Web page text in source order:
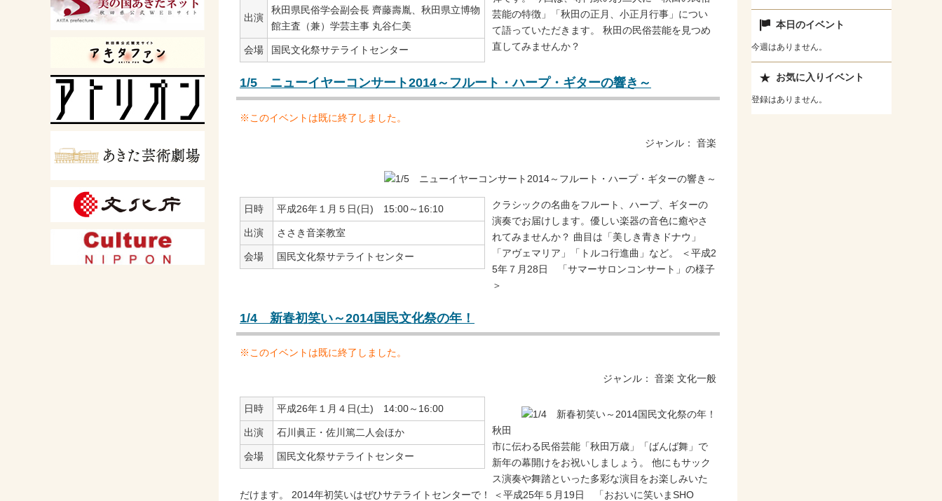
出演
秋田県民俗学会副会長 齊藤壽胤、秋田県立博物
館主査（兼）学芸主事 丸谷仁美
会場 国民文化祭サテライトセンター
芸能の特徴」「秋田の正月、小正月行事」につい
て語っていただきます。 秋田の民俗芸能を見つめ
直してみませんか？
1/5 ニューイヤーコンサート2014～フルート・ハープ・ギターの響き～
※このイベントは既に終了しました。
ジャンル： 音楽
日時 平成26年１月５日(日) 15:00～16:10
出演 ささき音楽教室
会場 国民文化祭サテライトセンター
クラシックの名曲をフルート、ハープ、ギターの
演奏でお届けします。優しい楽器の音色に癒やさ
れてみませんか？ 曲目は「美しき青きドナウ」
「アヴェマリア」「トルコ行進曲」など。 ＜平成2
5年７月28日 「サマーサロンコンサート」の様子
＞
1/4 新春初笑い～2014国民文化祭の年！
※このイベントは既に終了しました。
ジャンル： 音楽 文化一般
日時 平成26年１月４日(土) 14:00～16:00
出演 石川眞正・佐川篤二人会ほか
会場 国民文化祭サテライトセンター
秋田
市に伝わる民俗芸能「秋田万歳」「ばんば舞」で
新年の幕開けをお祝いしましょう。 他にもサック
ス演奏や舞踏といった多彩な演目をお楽しみいた
だけます。 2014年初笑いはぜひサテライトセンターで！ ＜平成25年５月19日 「おおいに笑いまSHO
本日のイベント
今週はありません。
お気に入りイベント
登録はありません。